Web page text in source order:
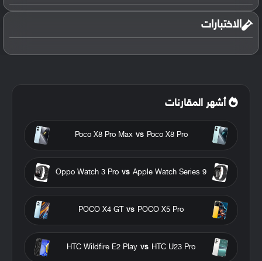
الاختبارات
أشهر المقارنات
Poco X8 Pro
vs
Poco X8 Pro Max
Apple Watch Series 9
vs
Oppo Watch 3 Pro
POCO X5 Pro
vs
POCO X4 GT
HTC U23 Pro
vs
HTC Wildfire E2 Play